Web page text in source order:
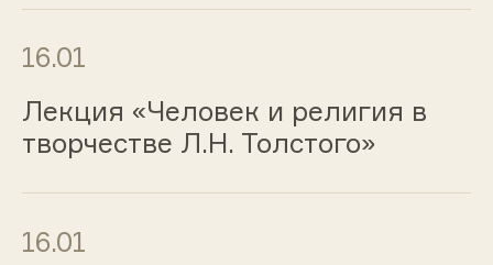
16.01
Лекция «Человек и религия в
творчестве Л.Н. Толстого»
16.01